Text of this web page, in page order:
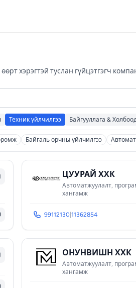
хэрэгтэй туслан гүйцэтгэгч
Техник үйлчилгээ Байгууллага &
Байгаль орчны үйлчилгээ
ЦУУРАЙ ХХК
Автоматжуулалт,
хангамж
99112130 |11362854
ОНУНВИШН ХХК
Автоматжуулалт,
хангамж